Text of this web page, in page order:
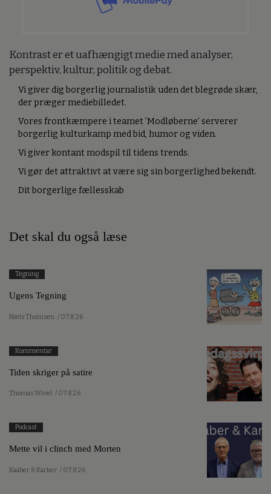
Kontrast er et uafhængigt medie med analyser,
perspektiv, kultur, politik og debat.
Vi giver dig borgerlig journalistik uden det blegrøde skær,
der præger mediebilledet.
Vores frontkæmpere i teamet ’Modløberne’ serverer
borgerlig kulturkamp med bid, humor og viden.
Vi giver kontant modspil til tidens trends.
Vi gør det attraktivt at være sig sin borgerlighed bekendt.
Dit borgerlige fællesskab
Det skal du også læse
Tegning
Ugens Tegning
Niels Thomsen / 07.8.26
Kommentar
Tiden skriger på satire
Thomas Wivel / 07.8.26
Podcast
Mette vil i clinch med Morten
Kaaber & Karker / 07.8.26